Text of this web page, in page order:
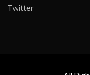
Twitter